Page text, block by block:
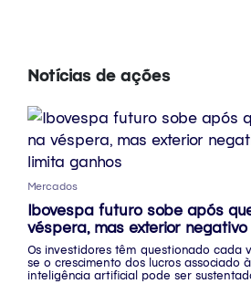
Notícias de ações
Mercados
Ibovespa futuro sobe após
véspera, mas exterior
ganhos
Os investidores têm questionado cada
se o crescimento dos lucros associado à
inteligência artificial pode ser